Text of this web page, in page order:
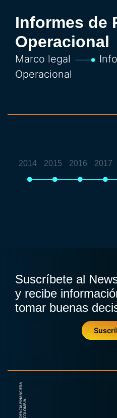
Informes de
Operacional
Marco legal
Operacional
2014 2015 2016 2017
Suscríbete al
y recibe
tomar buenas